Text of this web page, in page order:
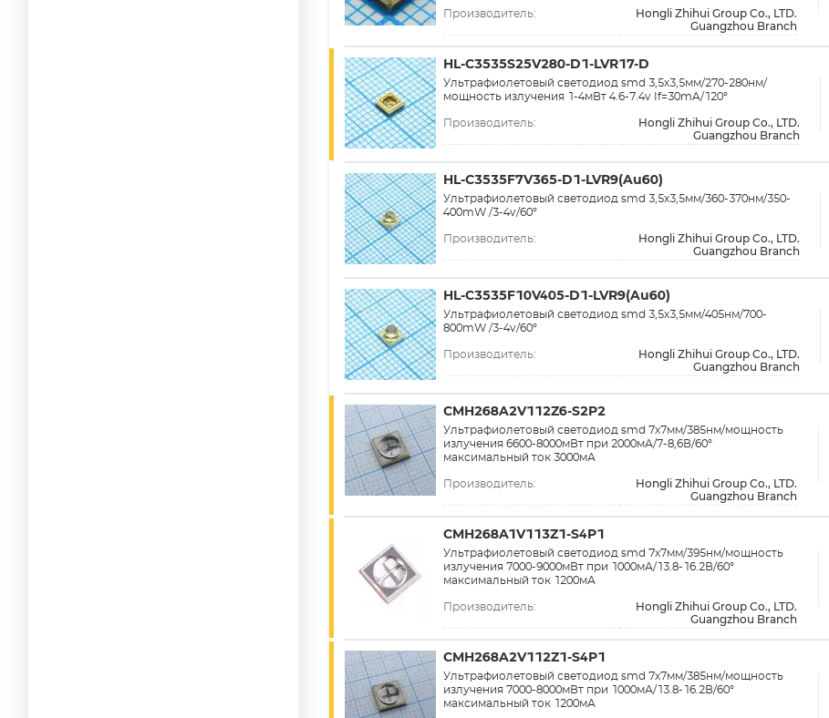
Производитель:
Hongli Zhihui Group Co., LTD.
Guangzhou Branch
HL-C3535S25V280-D1-LVR17-D
Ультрафиолетовый светодиод smd 3,5х3,5мм/270-280нм/
мощность излучения 1-4мВт 4.6-7.4v If=30mA/120°
Производитель:
Hongli Zhihui Group Co., LTD.
Guangzhou Branch
HL-C3535F7V365-D1-LVR9(Au60)
Ультрафиолетовый светодиод smd 3,5х3,5мм/360-370нм/350-
400mW /3-4v/60°
Производитель:
Hongli Zhihui Group Co., LTD.
Guangzhou Branch
HL-C3535F10V405-D1-LVR9(Au60)
Ультрафиолетовый светодиод smd 3,5х3,5мм/405нм/700-
800mW /3-4v/60°
Производитель:
Hongli Zhihui Group Co., LTD.
Guangzhou Branch
CMH268A2V112Z6-S2P2
Ультрафиолетовый светодиод smd 7х7мм/385нм/мощность
излучения 6600-8000мВт при 2000мА/7-8,6В/60°
максимальный ток 3000мА
Производитель:
Hongli Zhihui Group Co., LTD.
Guangzhou Branch
CMH268A1V113Z1-S4P1
Ультрафиолетовый светодиод smd 7х7мм/395нм/мощность
излучения 7000-9000мВт при 1000мА/13.8-16.2В/60°
максимальный ток 1200мА
Производитель:
Hongli Zhihui Group Co., LTD.
Guangzhou Branch
CMH268A2V112Z1-S4P1
Ультрафиолетовый светодиод smd 7х7мм/385нм/мощность
излучения 7000-8000мВт при 1000мА/13.8-16.2В/60°
максимальный ток 1200мА